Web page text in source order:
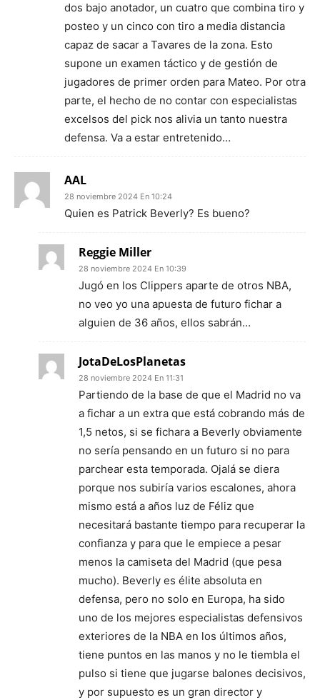
dos bajo anotador, un cuatro que combina tiro y
posteo y un cinco con tiro a media distancia
capaz de sacar a Tavares de la zona. Esto
supone un examen táctico y de gestión de
jugadores de primer orden para Mateo. Por otra
parte, el hecho de no contar con especialistas
excelsos del pick nos alivia un tanto nuestra
defensa. Va a estar entretenido…
AAL
28 noviembre 2024 En 10:24
Quien es Patrick Beverly? Es bueno?
Reggie Miller
28 noviembre 2024 En 10:39
Jugó en los Clippers aparte de otros NBA,
no veo yo una apuesta de futuro fichar a
alguien de 36 años, ellos sabrán…
JotaDeLosPlanetas
28 noviembre 2024 En 11:31
Partiendo de la base de que el Madrid no va
a fichar a un extra que está cobrando más de
1,5 netos, si se fichara a Beverly obviamente
no sería pensando en un futuro si no para
parchear esta temporada. Ojalá se diera
porque nos subiría varios escalones, ahora
mismo está a años luz de Féliz que
necesitará bastante tiempo para recuperar la
confianza y para que le empiece a pesar
menos la camiseta del Madrid (que pesa
mucho). Beverly es élite absoluta en
defensa, pero no solo en Europa, ha sido
uno de los mejores especialistas defensivos
exteriores de la NBA en los últimos años,
tiene puntos en las manos y no le tiembla el
pulso si tiene que jugarse balones decisivos,
y por supuesto es un gran director y